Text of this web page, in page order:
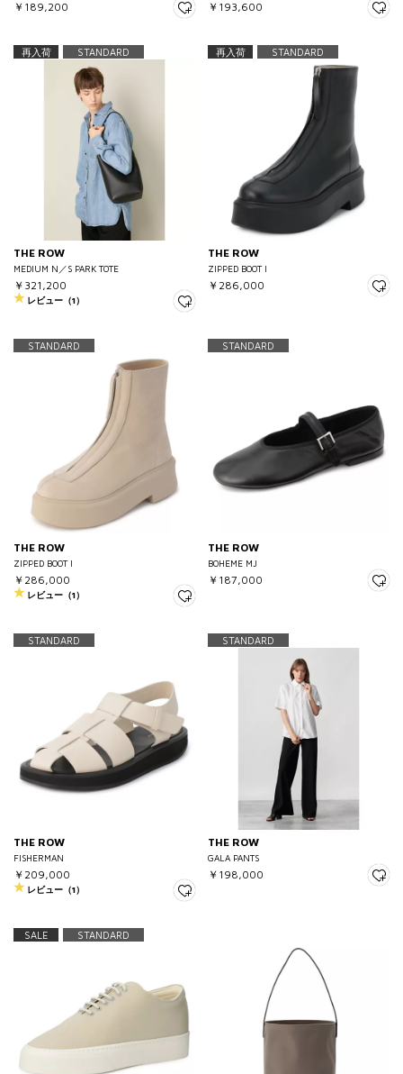
￥189,200 ￥193,600
再入荷 STANDARD
THE ROW
MEDIUM N／S PARK TOTE
￥321,200
レビュー（1）
再入荷 STANDARD
THE ROW
ZIPPED BOOT I
￥286,000
STANDARD
THE ROW
ZIPPED BOOT I
￥286,000
レビュー（1）
STANDARD
THE ROW
BOHEME MJ
￥187,000
STANDARD
THE ROW
FISHERMAN
￥209,000
レビュー（1）
STANDARD
THE ROW
GALA PANTS
￥198,000
SALE STANDARD